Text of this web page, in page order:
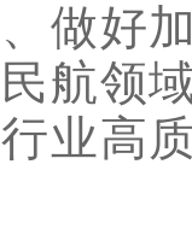
做好
航领
业高